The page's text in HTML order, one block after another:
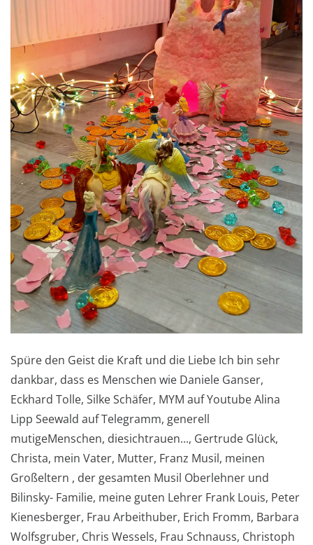
Spüre den Geist die Kraft und die Liebe Ich bin sehr
dankbar, dass es Menschen wie Daniele Ganser,
Eckhard Tolle, Silke Schäfer, MYM auf Youtube Alina
Lipp Seewald auf Telegramm, generell
mutigeMenschen, diesichtrauen..., Gertrude Glück,
Christa, mein Vater, Mutter, Franz Musil, meinen
Großeltern , der gesamten Musil Oberlehner und
Bilinsky- Familie, meine guten Lehrer Frank Louis, Peter
Kienesberger, Frau Arbeithuber, Erich Fromm, Barbara
Wolfsgruber, Chris Wessels, Frau Schnauss, Christoph